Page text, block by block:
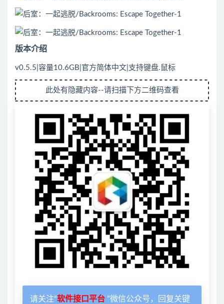
版本介绍
v0.5.5|容量10.6GB|官方简体中文|支持键盘.鼠标
此处有隐藏内容--请扫描下方二维码查看
请关注“软件接口平台 ”微信公众号，回复关键